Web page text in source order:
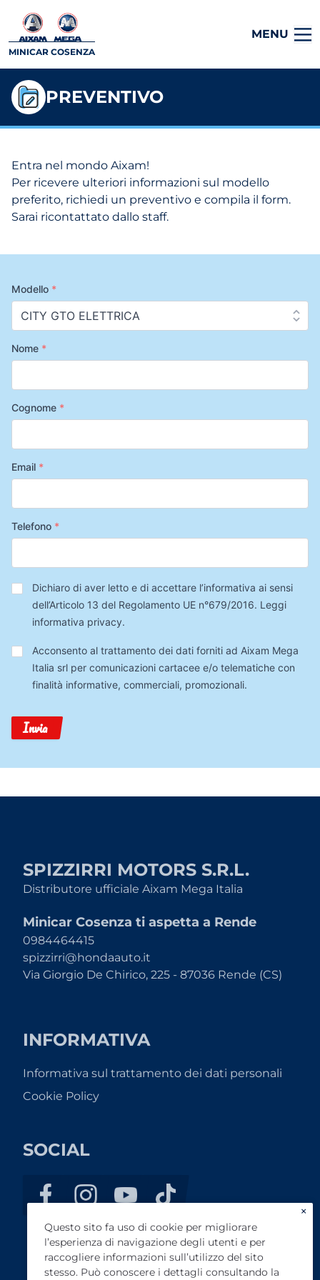
MINICAR COSENZA
MENU
PREVENTIVO
Entra nel mondo Aixam!
Per ricevere ulteriori informazioni sul modello
preferito, richiedi un preventivo e compila il form.
Sarai ricontattato dallo staff.
Modello *
Nome *
Cognome *
Email *
Telefono *
Privacy*
Dichiaro di aver letto e di accettare l’informativa ai sensi
dell’Articolo 13 del Regolamento UE n°679/2016. Leggi
informativa privacy.
Trattamento
Dati
Acconsento al trattamento dei dati forniti ad Aixam Mega
Italia srl per comunicazioni cartacee e/o telematiche con
finalità informative, commerciali, promozionali.
Invia
SPIZZIRRI MOTORS S.R.L.
Distributore ufficiale Aixam Mega Italia
Minicar Cosenza ti aspetta a Rende
0984464415
spizzirri@hondaauto.it
Via Giorgio De Chirico, 225 - 87036 Rende (CS)
INFORMATIVA
Informativa sul trattamento dei dati personali
Cookie Policy
SOCIAL
×
Questo sito fa uso di cookie per migliorare
l’esperienza di navigazione degli utenti e per
raccogliere informazioni sull’utilizzo del sito
stesso. Può conoscere i dettagli consultando la